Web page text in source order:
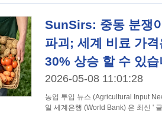
SunSirs: 중동 분쟁
파괴; 세계 비료 가
30% 상승 할 수 있습
2026-05-08 11:01:28
농업 투입 뉴스 (Agricultural Input
일 세계은행 (World Bank) 은 최신 '